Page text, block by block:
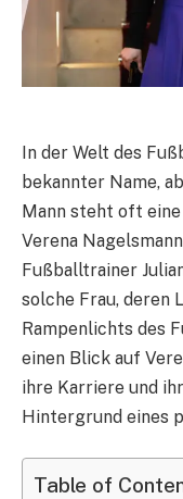
In der Welt des
bekannter Name,
Mann steht oft
Verena
Fußballtrainer
solche Frau, deren
Rampenlichts des
einen Blick auf
ihre Karriere und
Hintergrund eines
Table of